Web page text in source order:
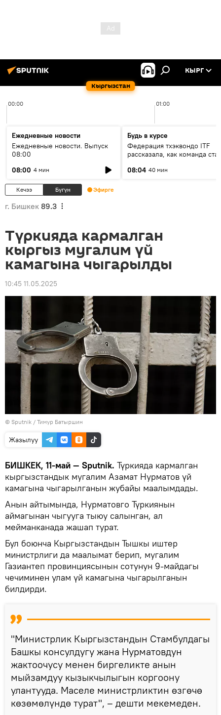
Кыргызстан
КЫРГ
00:00 01:00
Ежедневные новости
Ежедневные новости. Выпуск
08:00
08:00 4 мин
Будь в курсе
Федерация тхэквондо ITF
рассказала, как команда
08:04 40 мин
Кечээ Бүгүн Эфирге
г. Бишкек 89.3
Түркияда кармалган
кыргыз мугалим үй
камагына чыгарылды
10:45 11.05.2025
© Sputnik / Тимур Батыршин
Жазылуу
БИШКЕК, 11-май — Sputnik. Түркияда кармалган
кыргызстандык мугалим Азамат Нурматов үй
камагына чыгарылганын жубайы маалымдады.
Анын айтымында, Нурматовго Түркиянын
аймагынан чыгууга тыюу салынган, ал
мейманканада жашап турат.
Бул боюнча Кыргызстандын Тышкы иштер
министрлиги да маалымат берип, мугалим
Газиантеп провинциясынын сотунун 9-майдагы
чечиминен улам үй камагына чыгарылганын
билдирди.
"Министрлик Кыргызстандын Стамбулдагы
Башкы консулдугу жана Нурматовдун
жактоочусу менен биргеликте анын
мыйзамдуу кызыкчылыгын коргоону
улантууда. Маселе министрликтин өзгөчө
көзөмөлүндө турат", – дешти мекемеден.